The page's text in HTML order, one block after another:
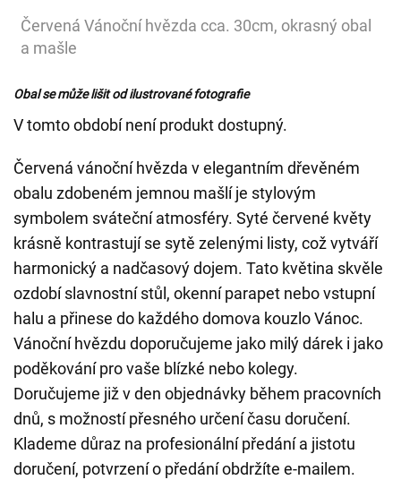
Červená Vánoční hvězda cca. 30cm, okrasný obal
a mašle
Obal se může lišit od ilustrované fotografie
V tomto období není produkt dostupný.
Červená vánoční hvězda v elegantním dřevěném
obalu zdobeném jemnou mašlí je stylovým
symbolem sváteční atmosféry. Syté červené květy
krásně kontrastují se sytě zelenými listy, což vytváří
harmonický a nadčasový dojem. Tato květina skvěle
ozdobí slavnostní stůl, okenní parapet nebo vstupní
halu a přinese do každého domova kouzlo Vánoc.
Vánoční hvězdu doporučujeme jako milý dárek i jako
poděkování pro vaše blízké nebo kolegy.
Doručujeme již v den objednávky během pracovních
dnů, s možností přesného určení času doručení.
Klademe důraz na profesionální předání a jistotu
doručení, potvrzení o předání obdržíte e-mailem.